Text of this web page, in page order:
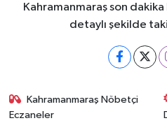
Kahramanmaraş son
detaylı şekilde
Kahramanmaraş Nöbetçi
Eczaneler